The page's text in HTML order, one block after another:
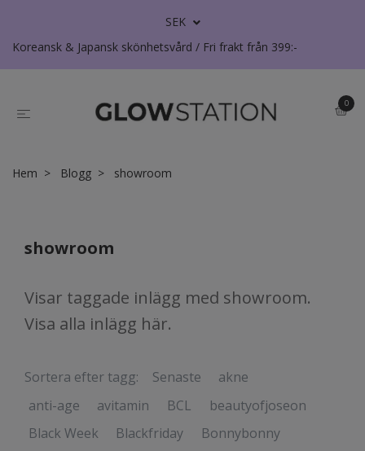
SEK
Koreansk & Japansk skönhetsvård / Fri frakt från 399:-
0
Hem Blogg showroom
showroom
Visar taggade inlägg med showroom.
Visa alla inlägg här.
Sortera efter tagg: Senaste
akne
anti-age
avitamin BCL
beautyofjoseon
Black Week
Blackfriday
Bonnybonny